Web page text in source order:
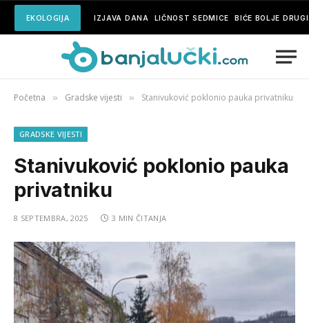
EKOLOGIJA IZJAVA DANA LIČNOST SEDMICE BIĆE BOLJE
Početna » Gradske vijesti » Stanivuković poklonio pauka privatniku
GRADSKE VIJESTI
Stanivuković poklonio pauka
privatniku
8 SEPTEMBRA, 2025 3 MIN ČITANJA